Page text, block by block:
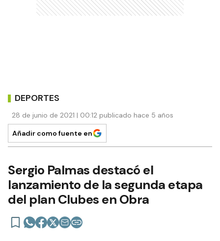
DEPORTES
28 de junio de 2021 | 00:12 publicado hace 5 años
Añadir como fuente en
Sergio Palmas destacó el
lanzamiento de la segunda etapa
del plan Clubes en Obra